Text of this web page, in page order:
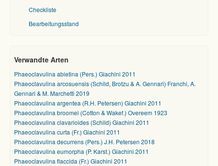
Checkliste
Bearbeitungsstand
Verwandte Arten
Phaeoclavulina abietina (Pers.) Giachini 2011
Phaeoclavulina arcosuensis (Schild, Brotzu & A. Gennari) Franchi, A.
Gennari & M. Marchetti 2019
Phaeoclavulina argentea (R.H. Petersen) Giachini 2011
Phaeoclavulina broomei (Cotton & Wakef.) Overeem 1923
Phaeoclavulina clavarioides (Schild) Giachini 2011
Phaeoclavulina curta (Fr.) Giachini 2011
Phaeoclavulina decurrens (Pers.) J.H. Petersen 2018
Phaeoclavulina eumorpha (P. Karst.) Giachini 2011
Phaeoclavulina flaccida (Fr.) Giachini 2011